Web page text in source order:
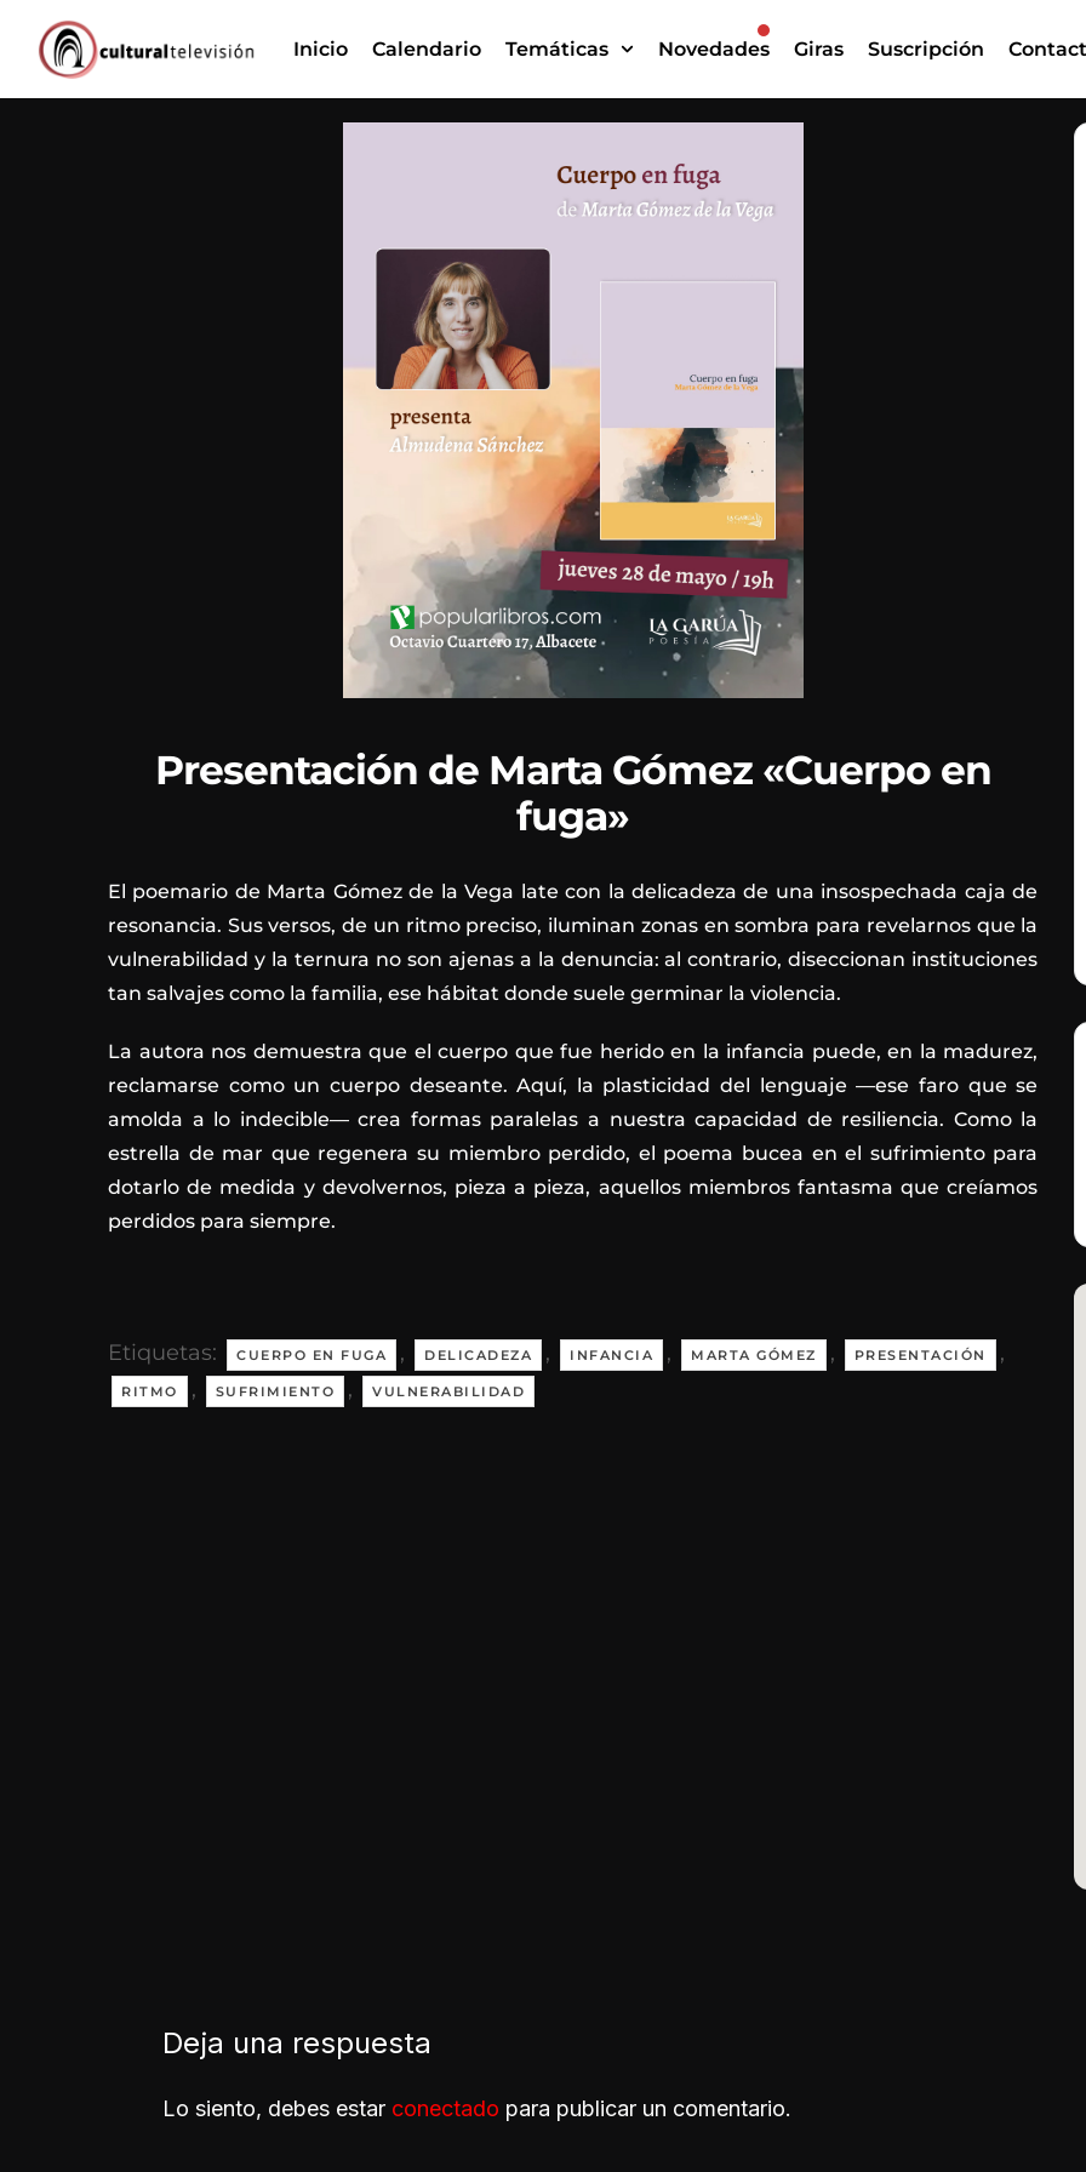
contenido
Inicio Calendario Temáticas Novedades Giras Suscripción
Presentación de Marta Gómez «Cuerpo en
fuga»
El poemario de Marta Gómez de la Vega late con la delicadeza de una insospechada caja de
resonancia. Sus versos, de un ritmo preciso, iluminan zonas en sombra para revelarnos que la
vulnerabilidad y la ternura no son ajenas a la denuncia: al contrario, diseccionan instituciones
tan salvajes como la familia, ese hábitat donde suele germinar la violencia.
La autora nos demuestra que el cuerpo que fue herido en la infancia puede, en la madurez,
reclamarse como un cuerpo deseante. Aquí, la plasticidad del lenguaje —ese faro que se
amolda a lo indecible— crea formas paralelas a nuestra capacidad de resiliencia. Como la
estrella de mar que regenera su miembro perdido, el poema bucea en el sufrimiento para
dotarlo de medida y devolvernos, pieza a pieza, aquellos miembros fantasma que creíamos
perdidos para siempre.
Etiquetas: CUERPO EN FUGA , DELICADEZA , INFANCIA , MARTA GÓMEZ , PRESENTACIÓN ,
RITMO , SUFRIMIENTO , VULNERABILIDAD
Deja una respuesta
Lo siento, debes estar conectado para publicar un comentario.